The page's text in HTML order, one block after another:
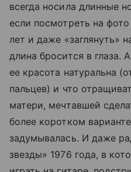
всегда носила длинные
если посмотреть на
лет и даже «заглянуть»
длина бросится в глаза.
ее красота натуральна
пальцев) и что
матери, мечтавшей
более коротком
задумывалась. И даже
звезды» 1976 года, в